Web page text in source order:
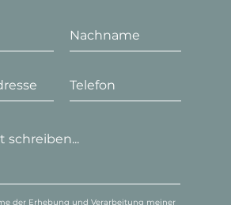
der Erhebung und Verarbeitung meiner